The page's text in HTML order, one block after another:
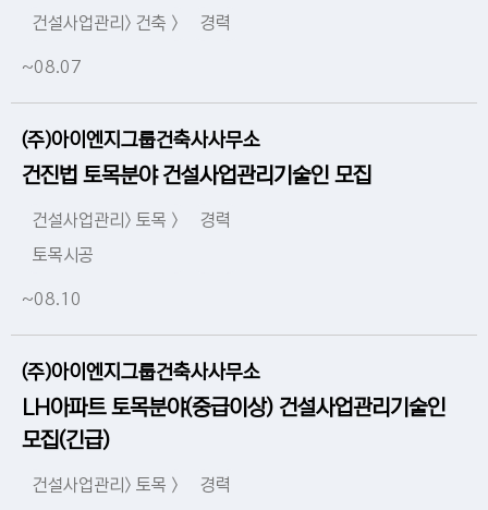
건설사업관리> 건축 > 경력
~08.07
(주)아이엔지그룹건축사사무소
건진법 토목분야 건설사업관리기술인 모집
건설사업관리> 토목 >
토목시공
경력
~08.10
(주)아이엔지그룹건축사사무소
LH아파트 토목분야(중급이상) 건설사업관리기술인
모집(긴급)
건설사업관리> 토목 >
경력